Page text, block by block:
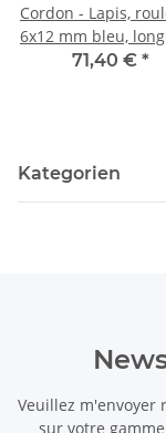
Cordon - Lapis,
6x12 mm bleu,
40 cm /2061
71,40 € *
Kategorien
Veuillez
sur votre